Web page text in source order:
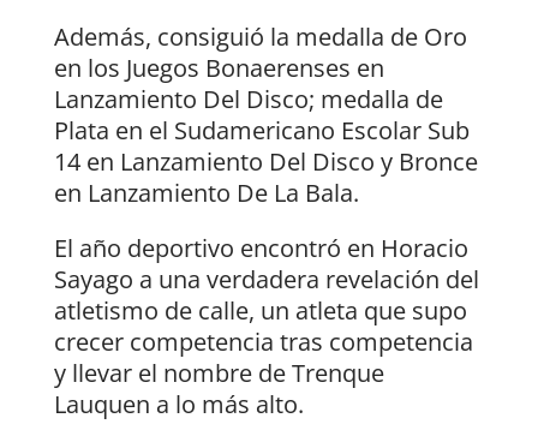
Además, consiguió la medalla de Oro
en los Juegos Bonaerenses en
Lanzamiento Del Disco; medalla de
Plata en el Sudamericano Escolar Sub
14 en Lanzamiento Del Disco y Bronce
en Lanzamiento De La Bala.
El año deportivo encontró en Horacio
Sayago a una verdadera revelación del
atletismo de calle, un atleta que supo
crecer competencia tras competencia
y llevar el nombre de Trenque
Lauquen a lo más alto.